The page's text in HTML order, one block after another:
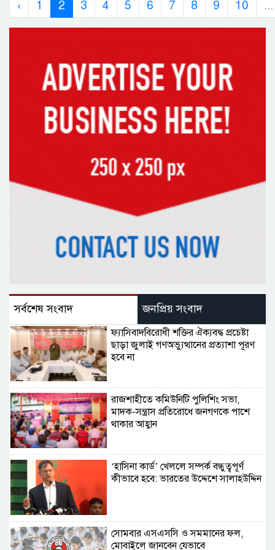
‹ 1 2 3 4 5 6 7 8 9 10 ...
সর্বশেষ সংবাদ জনপ্রিয় সংবাদ
ফ্যাসিবাদবিরোধী শক্তির ঐক্যবদ্ধ প্রচেষ্টা
ছাড়া জুলাই গণঅভ্যুত্থানের প্রত্যাশা পূরণ
হবে না
রাজশাহীতে কমিউনিটি পুলিশিং সভা,
মাদক-সন্ত্রাস প্রতিরোধে জনগণকে পাশে
থাকার আহ্বান
‘হাসিনা কার্ড’ খেললে সম্পর্ক বন্ধুত্বপূর্ণ
কীভাবে হবে: ভারতের উদ্দেশে সালাহউদ্দিন
সোমবার এসএসসি ও সমমানের ফল,
মোবাইলে জানবেন যেভাবে